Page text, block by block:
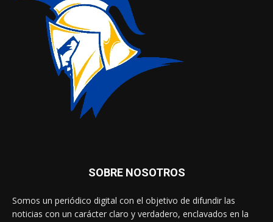
SOBRE NOSOTROS
Somos un periódico digital con el objetivo de difundir las
noticias con un carácter claro y verdadero, enclavados en la